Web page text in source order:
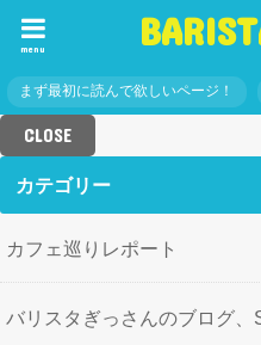
menu
まず最初に読んで欲しいページ！
CLOSE
カテゴリー
カフェ巡りレポート
バリスタぎっさんのブログ、